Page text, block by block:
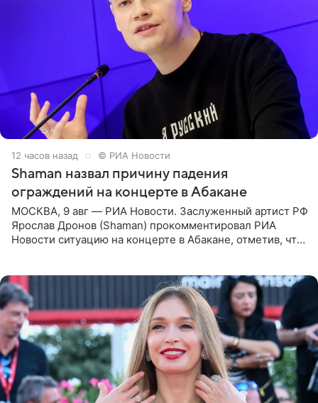
12 часов назад © РИА Новости
Shaman назвал причину падения
ограждений на концерте в Абакане
МОСКВА, 9 авг — РИА Новости. Заслуженный артист РФ
Ярослав Дронов (Shaman) прокомментировал РИА
Новости ситуацию на концерте в Абакане, отметив, что